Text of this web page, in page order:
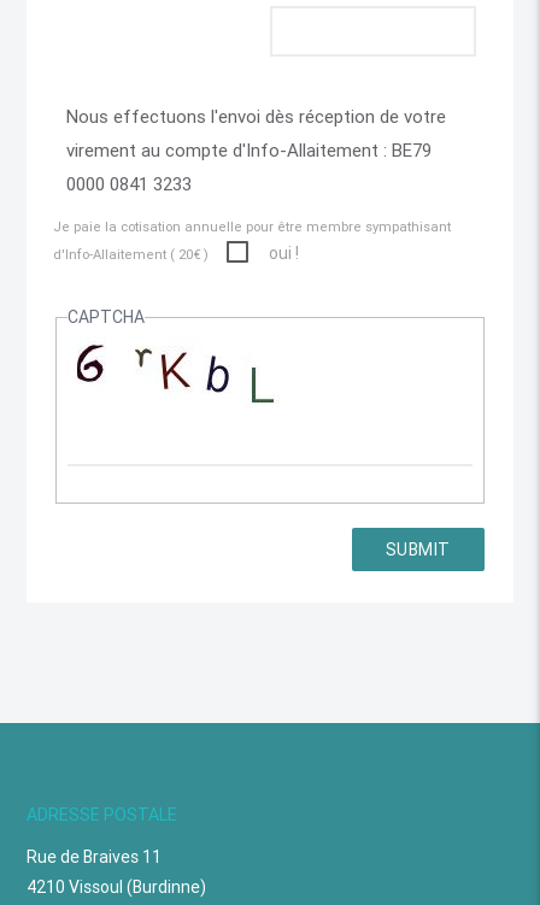
Nous effectuons l'envoi dès réception de votre
virement au compte d'Info-Allaitement : BE79
0000 0841 3233
Je paie la cotisation annuelle pour être membre sympathisant
d'Info-Allaitement ( 20€ )
oui !
CAPTCHA
ADRESSE POSTALE
Rue de Braives 11
4210 Vissoul (Burdinne)